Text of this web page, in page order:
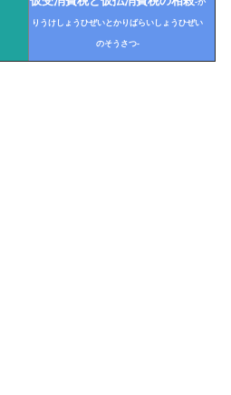
-か
りうけしょうひぜいとかりばらいしょうひぜい
のそうさつ-